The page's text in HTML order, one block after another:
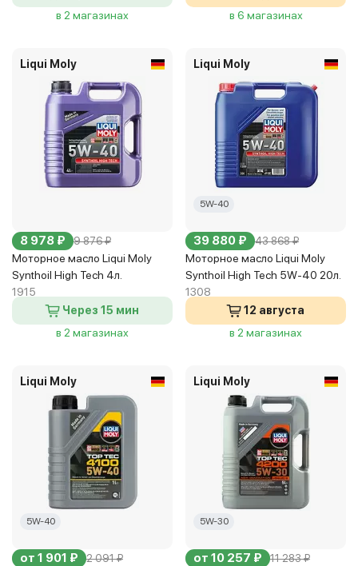
в 2 магазинах
в 6 магазинах
Liqui Moly
8 978 ₽ 9 876 ₽
Моторное масло Liqui Moly
Synthoil High Tech 4л.
1915
Через 15 мин
в 2 магазинах
Liqui Moly
5W-40
39 880 ₽ 43 868 ₽
Моторное масло Liqui Moly
Synthoil High Tech 5W-40 20л.
1308
12 августа
в 2 магазинах
Liqui Moly
5W-40
от 1 901 ₽ 2 091 ₽
Liqui Moly
5W-30
от 10 257 ₽ 11 283 ₽